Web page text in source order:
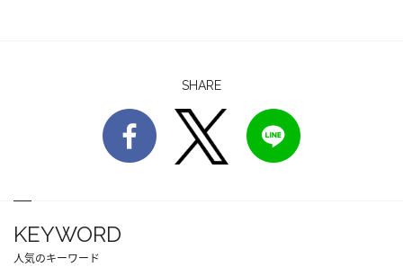
SHARE
KEYWORD
人気のキーワード